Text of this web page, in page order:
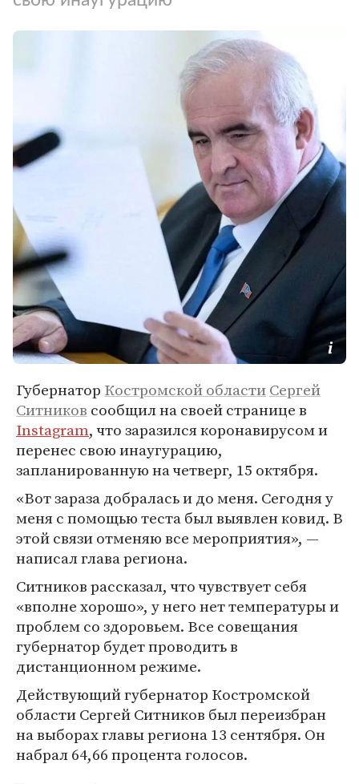
Губернатор Костромской областиСергей
Ситников сообщил на своей странице в
Instagram, что заразился коронавирусом и
перенес свою инаугурацию,
запланированную на четверг, 15 октября.
«Вот зараза добралась и до меня. Сегодня у
меня с помощью теста был выявлен ковид. В
этой связи отменяю все мероприятия», —
написал глава региона.
Ситников рассказал, что чувствует себя
«вполне хорошо», у него нет температуры и
проблем со здоровьем. Все совещания
губернатор будет проводить в
дистанционном режиме.
Действующий губернатор Костромской
области Сергей Ситников был переизбран
на выборах главы региона 13 сентября. Он
набрал 64,66 процента голосов.